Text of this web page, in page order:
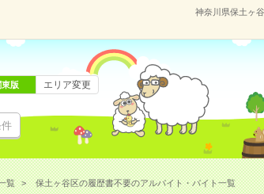
神奈川県保土ヶ
東版 エリア変更
覧 保土ヶ谷区の履歴書不要のアルバイト・バイト一覧